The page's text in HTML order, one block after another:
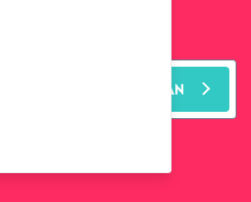
MELD JE AAN
jou. Je leest ons